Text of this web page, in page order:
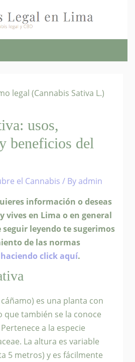
usos,
beneficios del
el Cannabis / By admin
información o deseas
vives en Lima o en general
seguir leyendo te sugerimos
de las normas
haciendo click aquí.
es una planta con
también se la conoce
a la especie
La altura es variable
5 metros) y es fácilmente